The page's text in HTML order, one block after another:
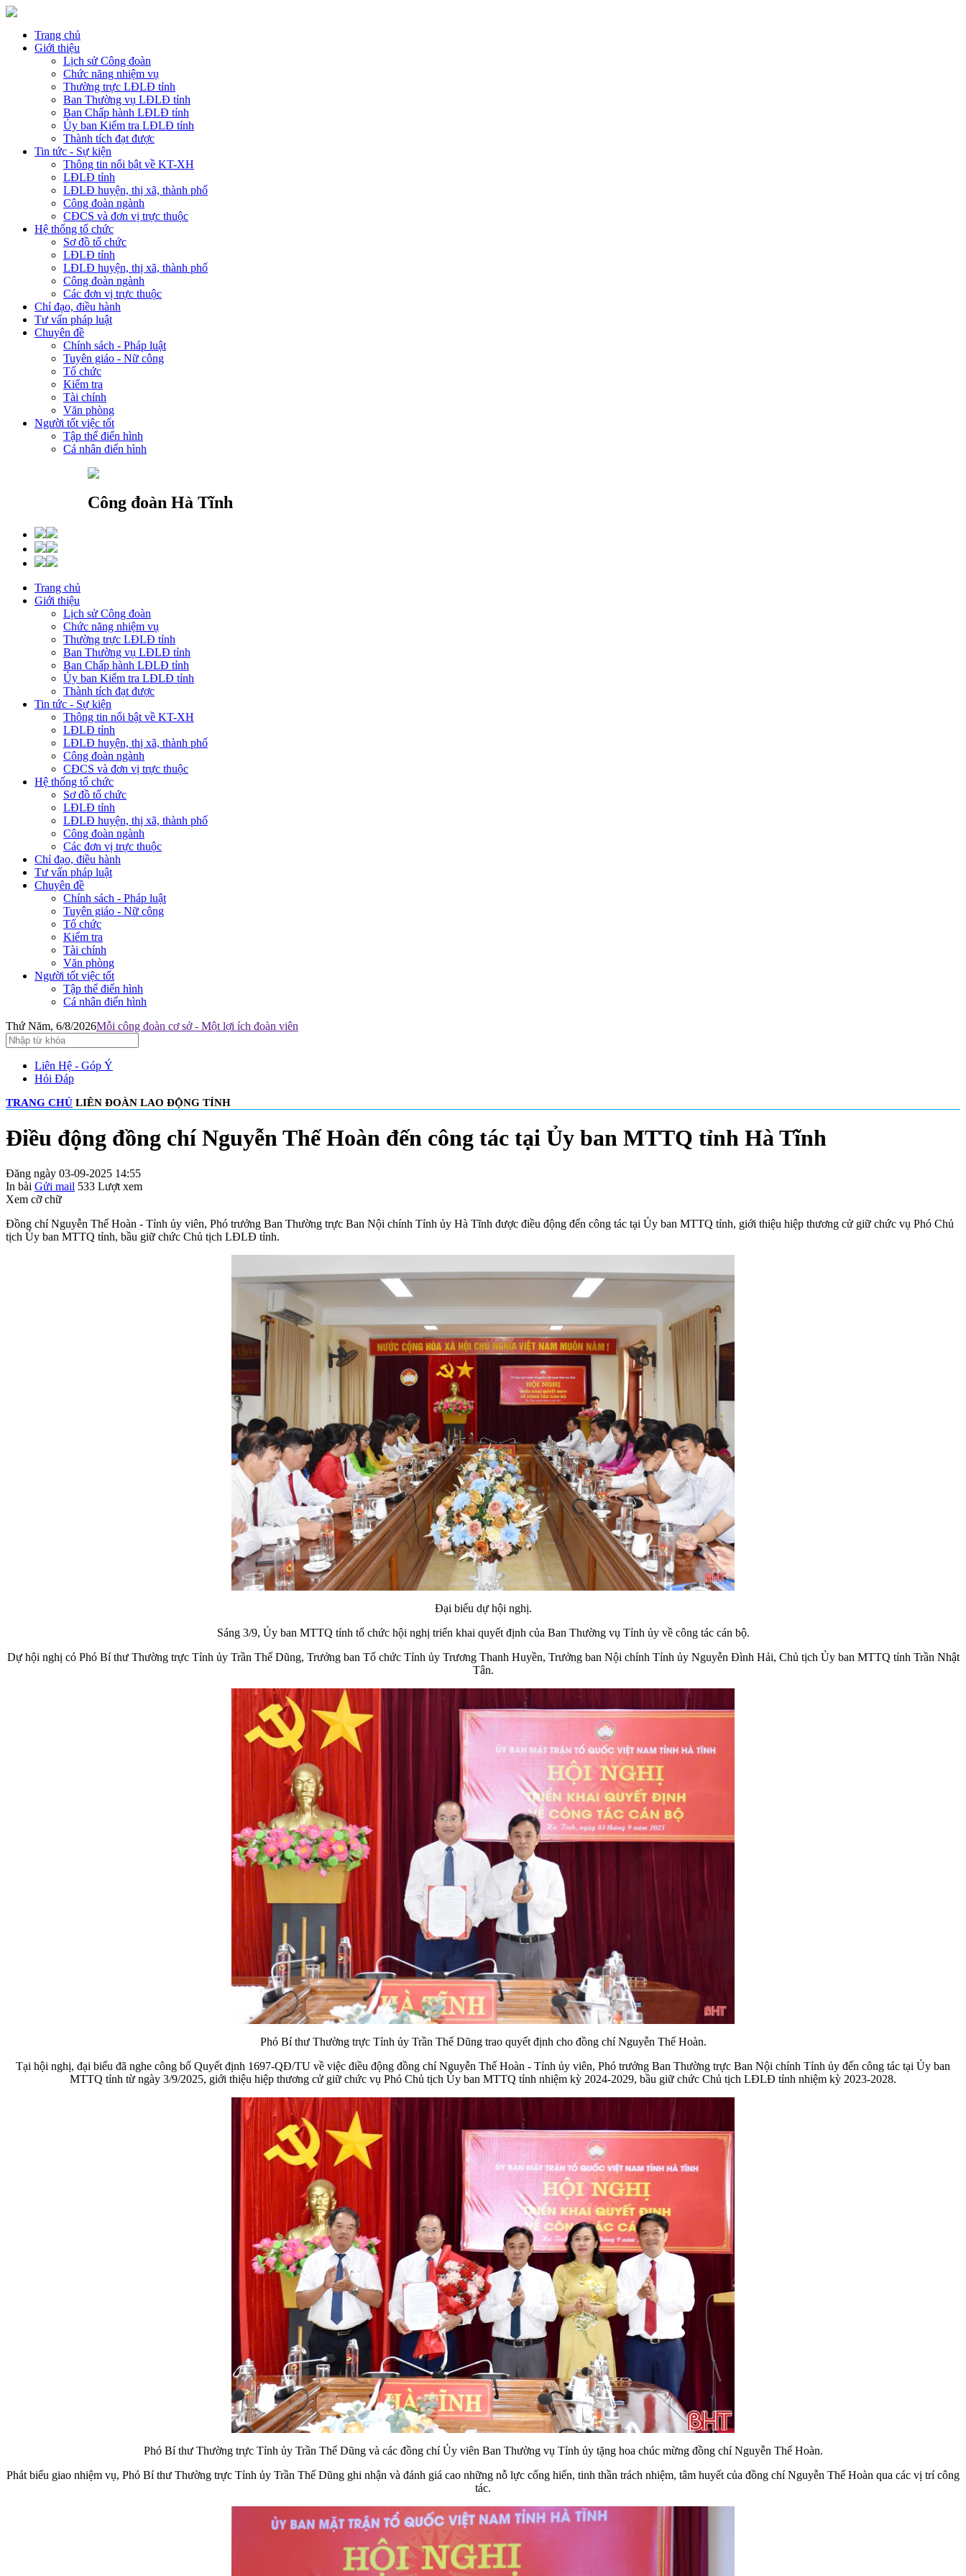
Trang chủ
Giới thiệu
Lịch sử Công đoàn
Chức năng nhiệm vụ
Thường trực LĐLĐ tỉnh
Ban Thường vụ LĐLĐ tỉnh
Ban Chấp hành LĐLĐ tỉnh
Ủy ban Kiểm tra LĐLĐ tỉnh
Thành tích đạt được
Tin tức - Sự kiện
Thông tin nổi bật về KT-XH
LĐLĐ tỉnh
LĐLĐ huyện, thị xã, thành phố
Công đoàn ngành
CĐCS và đơn vị trực thuộc
Hệ thống tổ chức
Sơ đồ tổ chức
LĐLĐ tỉnh
LĐLĐ huyện, thị xã, thành phố
Công đoàn ngành
Các đơn vị trực thuộc
Chỉ đạo, điều hành
Tư vấn pháp luật
Chuyên đề
Chính sách - Pháp luật
Tuyên giáo - Nữ công
Tổ chức
Kiểm tra
Tài chính
Văn phòng
Người tốt việc tốt
Tập thể điển hình
Cá nhân điển hình
Công đoàn Hà Tĩnh
Trang chủ
Giới thiệu
Lịch sử Công đoàn
Chức năng nhiệm vụ
Thường trực LĐLĐ tỉnh
Ban Thường vụ LĐLĐ tỉnh
Ban Chấp hành LĐLĐ tỉnh
Ủy ban Kiểm tra LĐLĐ tỉnh
Thành tích đạt được
Tin tức - Sự kiện
Thông tin nổi bật về KT-XH
LĐLĐ tỉnh
LĐLĐ huyện, thị xã, thành phố
Công đoàn ngành
CĐCS và đơn vị trực thuộc
Hệ thống tổ chức
Sơ đồ tổ chức
LĐLĐ tỉnh
LĐLĐ huyện, thị xã, thành phố
Công đoàn ngành
Các đơn vị trực thuộc
Chỉ đạo, điều hành
Tư vấn pháp luật
Chuyên đề
Chính sách - Pháp luật
Tuyên giáo - Nữ công
Tổ chức
Kiểm tra
Tài chính
Văn phòng
Người tốt việc tốt
Tập thể điển hình
Cá nhân điển hình
Thứ Năm, 6/8/2026Mỗi công đoàn cơ sở - Một lợi ích đoàn viên
Liên Hệ - Góp Ý
Hỏi Đáp
TRANG CHỦ LIÊN ĐOÀN LAO ĐỘNG TỈNH
Điều động đồng chí Nguyễn Thế Hoàn đến công tác tại Ủy ban MTTQ tỉnh Hà Tĩnh
Đăng ngày 03-09-2025 14:55
In bài Gửi mail 533 Lượt xem
Xem cỡ chữ
Đồng chí Nguyễn Thế Hoàn - Tỉnh ủy viên, Phó trưởng Ban Thường trực Ban Nội chính Tỉnh ủy Hà Tĩnh được điều động đến công tác tại Ủy ban MTTQ tỉnh, giới thiệu hiệp thương cử giữ chức vụ Phó Chủ
tịch Ủy ban MTTQ tỉnh, bầu giữ chức Chủ tịch LĐLĐ tỉnh.
Đại biểu dự hội nghị.
Sáng 3/9, Ủy ban MTTQ tỉnh tổ chức hội nghị triển khai quyết định của Ban Thường vụ Tỉnh ủy về công tác cán bộ.
Dự hội nghị có Phó Bí thư Thường trực Tỉnh ủy Trần Thế Dũng, Trưởng ban Tổ chức Tỉnh ủy Trương Thanh Huyền, Trưởng ban Nội chính Tỉnh ủy Nguyễn Đình Hải, Chủ tịch Ủy ban MTTQ tỉnh Trần Nhật
Tân.
Phó Bí thư Thường trực Tỉnh ủy Trần Thế Dũng trao quyết định cho đồng chí Nguyễn Thế Hoàn.
Tại hội nghị, đại biểu đã nghe công bố Quyết định 1697-QĐ/TU về việc điều động đồng chí Nguyễn Thế Hoàn - Tỉnh ủy viên, Phó trưởng Ban Thường trực Ban Nội chính Tỉnh ủy đến công tác tại Ủy ban
MTTQ tỉnh từ ngày 3/9/2025, giới thiệu hiệp thương cử giữ chức vụ Phó Chủ tịch Ủy ban MTTQ tỉnh nhiệm kỳ 2024-2029, bầu giữ chức Chủ tịch LĐLĐ tỉnh nhiệm kỳ 2023-2028.
Phó Bí thư Thường trực Tỉnh ủy Trần Thế Dũng và các đồng chí Ủy viên Ban Thường vụ Tỉnh ủy tặng hoa chúc mừng đồng chí Nguyễn Thế Hoàn.
Phát biểu giao nhiệm vụ, Phó Bí thư Thường trực Tỉnh ủy Trần Thế Dũng ghi nhận và đánh giá cao những nỗ lực cống hiến, tinh thần trách nhiệm, tâm huyết của đồng chí Nguyễn Thế Hoàn qua các vị trí công
tác.